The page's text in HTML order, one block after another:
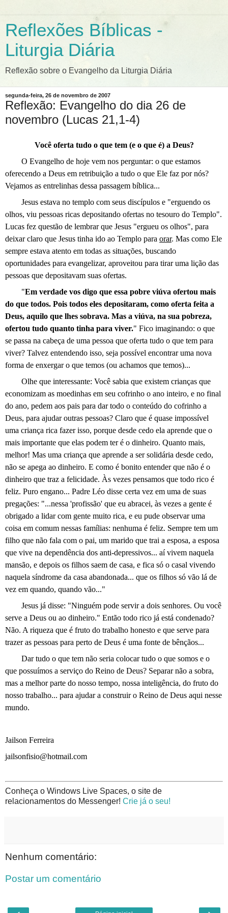
Reflexões Bíblicas -
Liturgia Diária
Reflexão sobre o Evangelho da Liturgia Diária
segunda-feira, 26 de novembro de 2007
Reflexão: Evangelho do dia 26 de
novembro (Lucas 21,1-4)
Você oferta tudo o que tem (e o que é) a Deus?
O Evangelho de hoje vem nos perguntar: o que estamos
oferecendo a Deus em retribuição a tudo o que Ele faz por nós?
Vejamos as entrelinhas dessa passagem bíblica...
Jesus estava no templo com seus discípulos e "erguendo os
olhos, viu pessoas ricas depositando ofertas no tesouro do Templo".
Lucas fez questão de lembrar que Jesus "ergueu os olhos", para
deixar claro que Jesus tinha ido ao Templo para orar. Mas como Ele
sempre estava atento em todas as situações, buscando
oportunidades para evangelizar, aproveitou para tirar uma lição das
pessoas que depositavam suas ofertas.
"Em verdade vos digo que essa pobre viúva ofertou mais
do que todos. Pois todos eles depositaram, como oferta feita a
Deus, aquilo que lhes sobrava. Mas a viúva, na sua pobreza,
ofertou tudo quanto tinha para viver." Fico imaginando: o que
se passa na cabeça de uma pessoa que oferta tudo o que tem para
viver? Talvez entendendo isso, seja possível encontrar uma nova
forma de enxergar o que temos (ou achamos que temos)...
Olhe que interessante: Você sabia que existem crianças que
economizam as moedinhas em seu cofrinho o ano inteiro, e no final
do ano, pedem aos pais para dar todo o conteúdo do cofrinho a
Deus, para ajudar outras pessoas? Claro que é quase impossível
uma criança rica fazer isso, porque desde cedo ela aprende que o
mais importante que elas podem ter é o dinheiro. Quanto mais,
melhor! Mas uma criança que aprende a ser solidária desde cedo,
não se apega ao dinheiro. E como é bonito entender que não é o
dinheiro que traz a felicidade. Às vezes pensamos que todo rico é
feliz. Puro engano... Padre Léo disse certa vez em uma de suas
pregações: "...nessa 'profissão' que eu abracei, às vezes a gente é
obrigado a lidar com gente muito rica, e eu pude observar uma
coisa em comum nessas famílias: nenhuma é feliz. Sempre tem um
filho que não fala com o pai, um marido que trai a esposa, a esposa
que vive na dependência dos anti-depressivos... aí vivem naquela
mansão, e depois os filhos saem de casa, e fica só o casal vivendo
naquela síndrome da casa abandonada... que os filhos só vão lá de
vez em quando, quando vão..."
Jesus já disse: "Ninguém pode servir a dois senhores. Ou você
serve a Deus ou ao dinheiro." Então todo rico já está condenado?
Não. A riqueza que é fruto do trabalho honesto e que serve para
trazer as pessoas para perto de Deus é uma fonte de bênçãos...
Dar tudo o que tem não seria colocar tudo o que somos e o
que possuímos a serviço do Reino de Deus? Separar não a sobra,
mas a melhor parte do nosso tempo, nossa inteligência, do fruto do
nosso trabalho... para ajudar a construir o Reino de Deus aqui nesse
mundo.
Jailson Ferreira
jailsonfisio@hotmail.com
Conheça o Windows Live Spaces, o site de
relacionamentos do Messenger! Crie já o seu!
Nenhum comentário:
Postar um comentário